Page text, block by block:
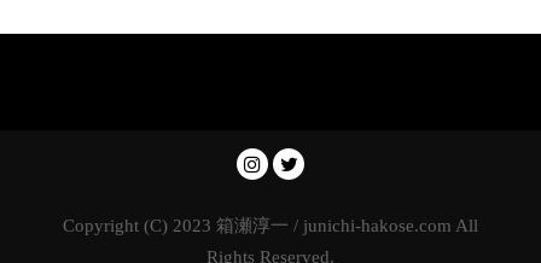
Copyright (C) 2023 箱瀬淳一 / junichi-hakose.com All
Rights Reserved.